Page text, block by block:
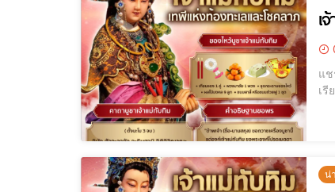
เ
แชร์ไป LINE แชร์ไป LINE ขอ
น่